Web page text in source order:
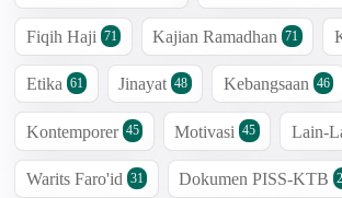
Fiqih Haji 71 Kajian Ramadhan 71
Etika 61 Jinayat 48 Kebangsaan 46
Kontemporer 45 Motivasi 45 Lain-
Warits Faro'id 31 Dokumen PISS-KTB